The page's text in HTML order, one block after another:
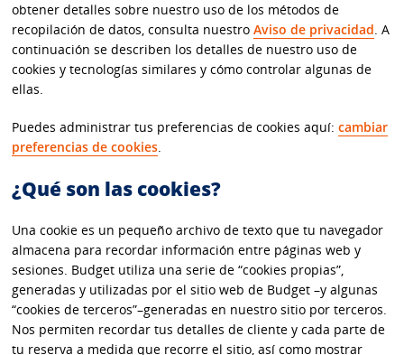
obtener detalles sobre nuestro uso de los métodos de
recopilación de datos, consulta nuestro Aviso de privacidad. A
continuación se describen los detalles de nuestro uso de
cookies y tecnologías similares y cómo controlar algunas de
ellas.
Puedes administrar tus preferencias de cookies aquí: cambiar
preferencias de cookies.
¿Qué son las cookies?
Una cookie es un pequeño archivo de texto que tu navegador
almacena para recordar información entre páginas web y
sesiones. Budget utiliza una serie de “cookies propias”,
generadas y utilizadas por el sitio web de Budget –y algunas
“cookies de terceros”–generadas en nuestro sitio por terceros.
Nos permiten recordar tus detalles de cliente y cada parte de
tu reserva a medida que recorre el sitio, así como mostrar